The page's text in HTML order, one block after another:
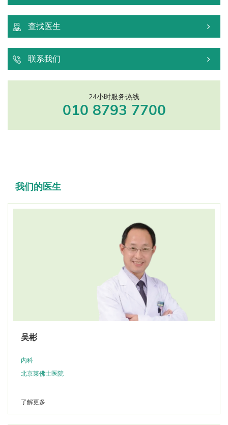
查找医生
联系我们
24小时服务热线
010 8793 7700
我们的医生
吴彬
内科
北京莱佛士医院
了解更多